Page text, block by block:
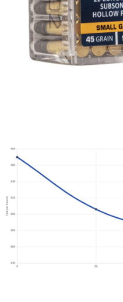
Handladdning